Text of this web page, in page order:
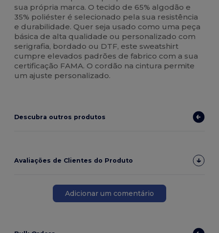
sua própria marca. O tecido de 65% algodão e
35% poliéster é selecionado pela sua resistência
e durabilidade. Quer seja usado como uma peça
básica de alta qualidade ou personalizado com
serigrafia, bordado ou DTF, este sweatshirt
cumpre elevados padrões de fabrico com a sua
certificação FAMA. O cordão na cintura permite
um ajuste personalizado.
Descubra outros produtos
Avaliações de Clientes do Produto
Adicionar um comentário